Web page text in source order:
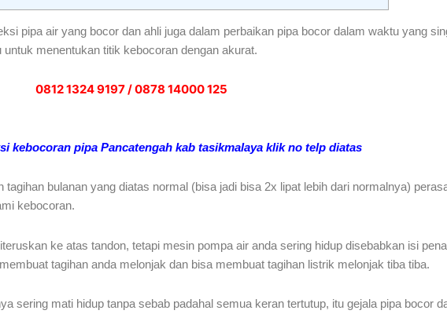
pipa air yang bocor dan ahli juga dalam perbaikan pipa bocor dalam waktu yang
menentukan titik kebocoran dengan akurat.
0812 1324 9197 / 0878 14000 125
kebocoran pipa Pancatengah kab tasikmalaya klik no telp diatas
bulanan yang diatas normal (bisa jadi bisa 2x lipat lebih dari normalnya)
kebocoran.
ke atas tandon, tetapi mesin pompa air anda sering hidup disebabkan isi
tagihan anda melonjak dan bisa membuat tagihan listrik melonjak tiba tiba.
sering mati hidup tanpa sebab padahal semua keran tertutup, itu gejala pipa bocor